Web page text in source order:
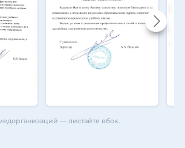
— листайте вбок.